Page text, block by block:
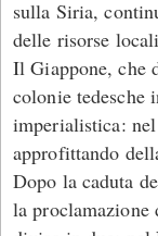
sulla Siria,
delle risorse
Il Giappone, che
colonie tedesche
imperialistica:
approfittando
Dopo la caduta
la